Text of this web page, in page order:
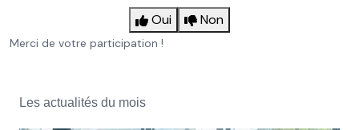
Oui Non
Merci de votre participation !
Les actualités du mois